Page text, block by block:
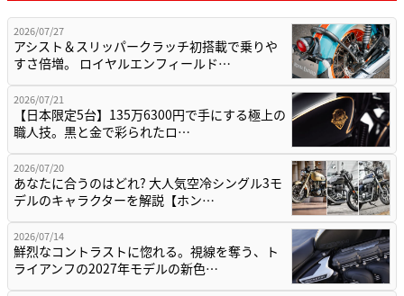
2026/07/27
アシスト＆スリッパークラッチ初搭載で乗りや
すさ倍増。 ロイヤルエンフィールド…
2026/07/21
【日本限定5台】135万6300円で手にする極上の
職人技。黒と金で彩られたロ…
2026/07/20
あなたに合うのはどれ? 大人気空冷シングル3モ
デルのキャラクターを解説【ホン…
2026/07/14
鮮烈なコントラストに惚れる。視線を奪う、ト
ライアンフの2027年モデルの新色…